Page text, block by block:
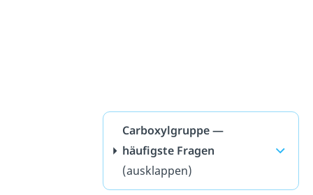
Carboxylgruppe —
häufigste Fragen
(ausklappen)